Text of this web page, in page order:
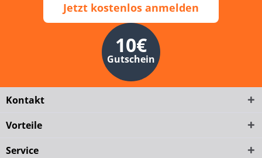
Jetzt kostenlos anmelden
10€
Gutschein
Kontakt
Vorteile
Service